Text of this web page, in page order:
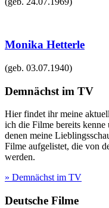
Monika Hetterle
(geb. 03.07.1940)
Demnächst im TV
Hier findet ihr meine
ich die Filme bereits kenne
denen meine
Filme aufgelistet, die von
werden.
» Demnächst im TV
Deutsche Filme